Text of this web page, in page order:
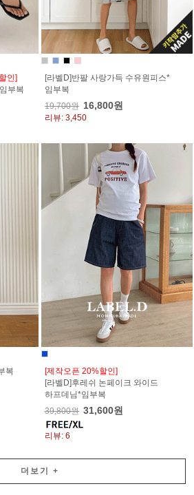
인]
부복
[라벨D]반팔 사랑가득 수유원피스*
임부복
19,700원 16,800원
리뷰: 3,450
복
[제작오픈 20%할인]
[라벨D]후레쉬 논페이크 와이드
하프데님*임부복
39,800원 31,600원
리뷰: 6
더보기 +